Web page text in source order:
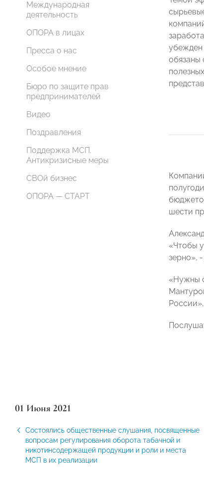
Международная
деятельность
ОПОРА в лицах
Пресса о нас
Особое мнение
Бюро по защите прав
предпринимателей
Видео
Поздравления
Поддержка МСП.
Антикризисные меры
СВОй бизнес
ОПОРА — СТАРТ
обязаны
шести
«Чтобы
зерно»,
«Нужны
01 Июня 2021
Состоялись общественные слушания, посвященные
вопросам регулирования оборота табачной и
никотинсодержащей продукции и роли и места
МСП в их реализации